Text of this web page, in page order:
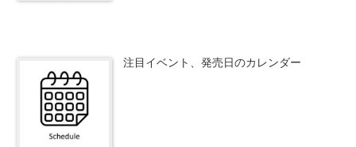
注目イベント、発売日のカレンダー